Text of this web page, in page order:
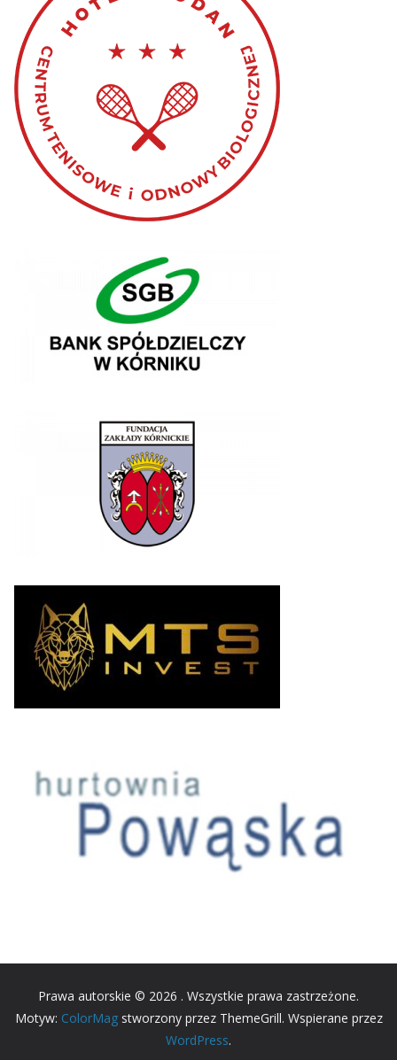
Prawa autorskie © 2026 . Wszystkie prawa zastrzeżone.
Motyw: ColorMagstworzony przez ThemeGrill. Wspierane przez
WordPress.